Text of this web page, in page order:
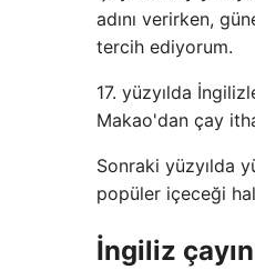
adını verirken,
tercih ediyorum.
17. yüzyılda
Makao'dan çay
Sonraki yüzyılda
popüler içeceği
İngiliz